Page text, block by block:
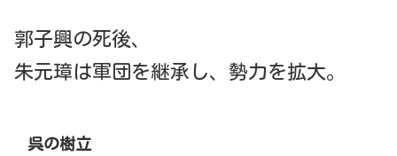
郭子興の死後、
朱元璋は軍団を継承し、勢力を拡大。
呉の樹立